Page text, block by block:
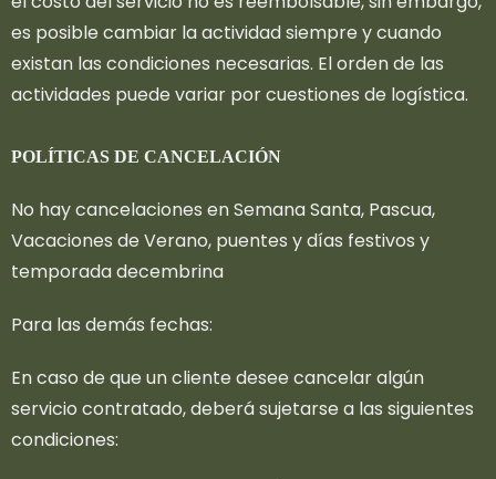
es posible cambiar la actividad siempre y cuando
existan las condiciones necesarias. El orden de las
actividades puede variar por cuestiones de logística.
POLÍTICAS DE CANCELACIÓN
No hay cancelaciones en Semana Santa, Pascua,
Vacaciones de Verano, puentes y días festivos y
temporada decembrina
Para las demás fechas:
En caso de que un cliente desee cancelar algún
servicio contratado, deberá sujetarse a las siguientes
condiciones: